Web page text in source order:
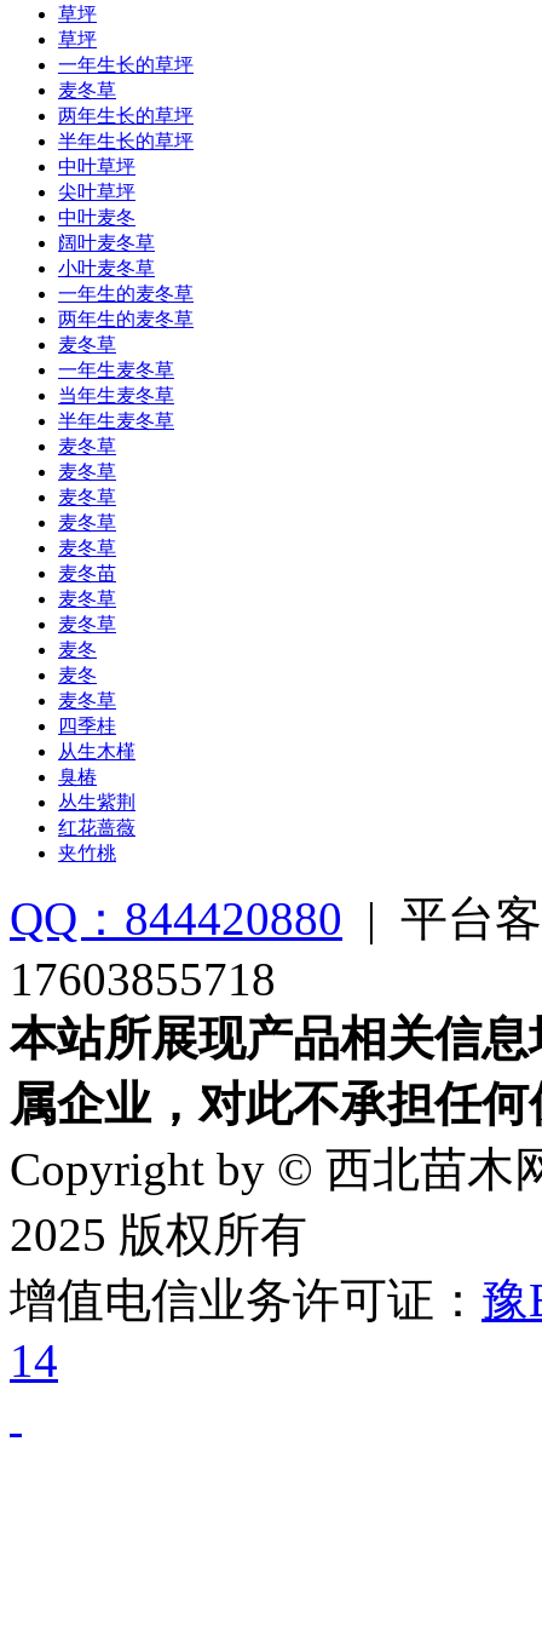
草坪
草坪
一年生长的草坪
麦冬草
两年生长的草坪
半年生长的草坪
中叶草坪
尖叶草坪
中叶麦冬
阔叶麦冬草
小叶麦冬草
一年生的麦冬草
两年生的麦冬草
麦冬草
一年生麦冬草
当年生麦冬草
半年生麦冬草
麦冬草
麦冬草
麦冬草
麦冬草
麦冬草
麦冬苗
麦冬草
麦冬草
麦冬
麦冬
麦冬草
四季桂
从生木槿
臭椿
丛生紫荆
红花蔷薇
夹竹桃
QQ：844420880 | 平台
17603855718
本站所展现产品相关信
属企业，对此不承担任
Copyright by © 西北苗木
2025 版权所有
增值电信业务许可证： 豫
14